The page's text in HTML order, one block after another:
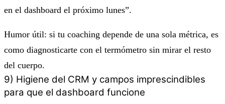
en el dashboard el próximo lunes”.
Humor útil: si tu coaching depende de una sola métrica, es
como diagnosticarte con el termómetro sin mirar el resto
del cuerpo.
9) Higiene del CRM y campos imprescindibles
para que el dashboard funcione